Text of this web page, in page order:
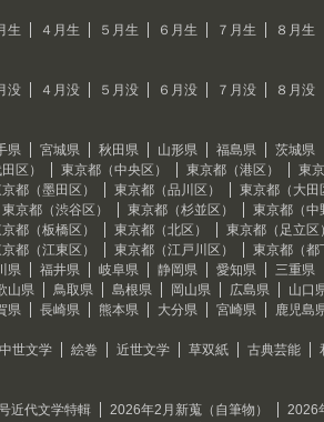
生 ４月生 ５月生 ６月生 ７月生
８月生
没 ４月没 ５月没 ６月没 ７月没
８月没
県 宮城県 秋田県 山形県 福島県
茨城県
区） 東京都（中央区） 東京都（港区）
東
都（墨田区） 東京都（品川区）
東京都（大田
東京都（渋谷区） 東京都（杉並区）
東京都（中
都（板橋区） 東京都（北区）
東京都（足立区
都（江東区） 東京都（江戸川区）
東京都（都
県 福井県 岐阜県 静岡県 愛知県
三重県
山県 鳥取県 島根県 岡山県 広島県
山口
県 長崎県 熊本県 大分県 宮崎県
鹿児島
中世文学 絵巻 近世文学 草双紙 古典芸能
近代文学特輯 2026年2月新蒐（自筆物）
2026